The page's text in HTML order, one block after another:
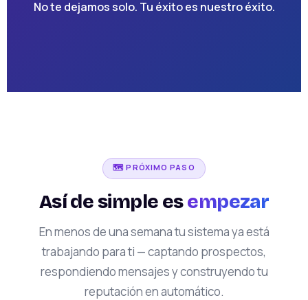
No te dejamos solo. Tu éxito es nuestro éxito.
🗺️ PRÓXIMO PASO
Así de simple esempezar
En menos de una semana tu sistema ya está
trabajando para ti — captando prospectos,
respondiendo mensajes y construyendo tu
reputación en automático.